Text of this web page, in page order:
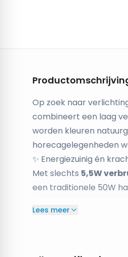
Op zoek naar
combineert een laag
worden kleuren
horecagelegenheden
✨ Energiezuinig én
Met slechts 5,5W
een traditionele 50W
Met een
Lees meer